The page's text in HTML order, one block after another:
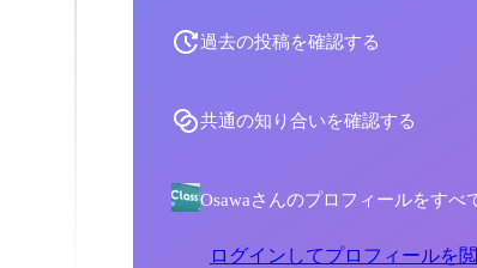
過去の投稿を確認する
共通の知り合いを確認する
Osawaさんのプロフィールをすべ
ログインしてプロフィールを